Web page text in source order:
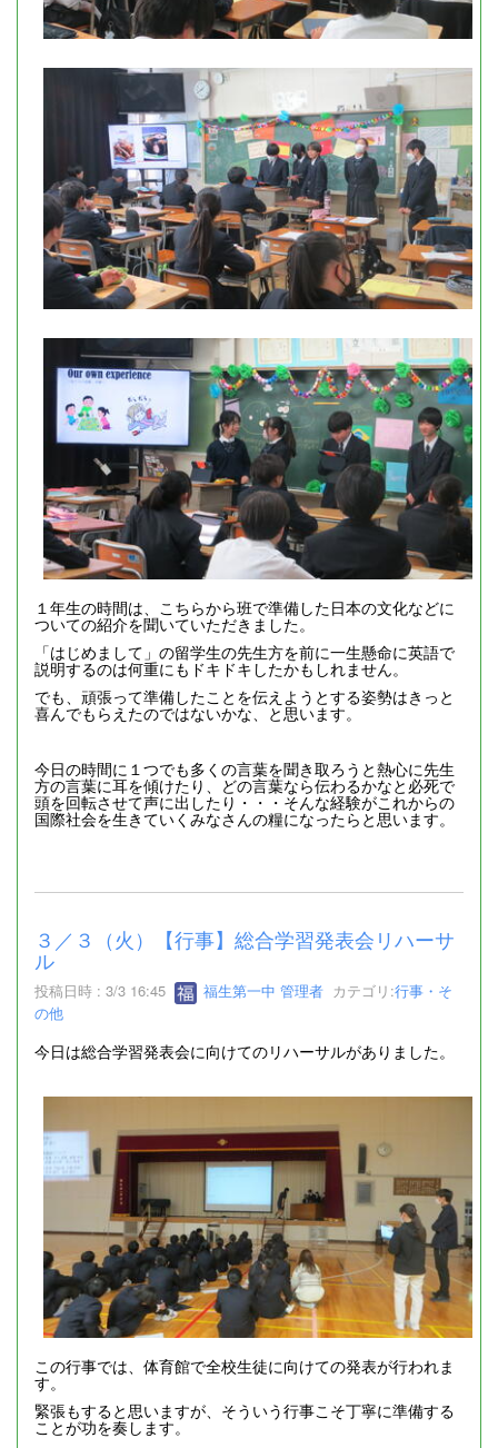
１年生の時間は、こちらから班で準備した日本の文化などに
ついての紹介を聞いていただきました。
「はじめまして」の留学生の先生方を前に一生懸命に英語で
説明するのは何重にもドキドキしたかもしれません。
でも、頑張って準備したことを伝えようとする姿勢はきっと
喜んでもらえたのではないかな、と思います。
今日の時間に１つでも多くの言葉を聞き取ろうと熱心に先生
方の言葉に耳を傾けたり、どの言葉なら伝わるかなと必死で
頭を回転させて声に出したり・・・そんな経験がこれからの
国際社会を生きていくみなさんの糧になったらと思います。
３／３（火）【行事】総合学習発表会リハーサ
ル
投稿日時 : 3/3 16:45 福生第一中 管理者 カテゴリ:行事・そ
の他
今日は総合学習発表会に向けてのリハーサルがありました。
この行事では、体育館で全校生徒に向けての発表が行われま
す。
緊張もすると思いますが、そういう行事こそ丁寧に準備する
ことが功を奏します。